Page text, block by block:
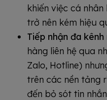
khiến việc cá
trở nên kém hiệu
Tiếp nhận đa
hàng liên hệ qua
Zalo, Hotline)
trên các nền tảng
đến bỏ sót tin